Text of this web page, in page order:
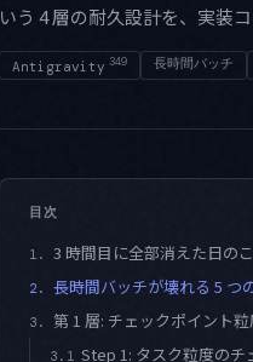
いう 4 層の耐久設計を、実装
Antigravity 349 長時間バッチ
目次
1. 3 時間目に全部消えた日の
2. 長時間バッチが壊れる 5 つ
3. 第 1 層: チェックポイント
3.1 Step 1: タスク粒度のチ